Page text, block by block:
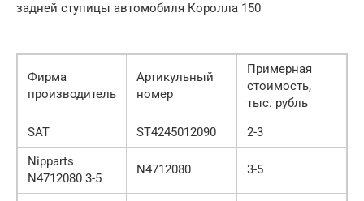
задней ступицы автомобиля Королла 150
Фирма
производитель
Артикульный
номер
Примерная
стоимость,
тыс. рубль
SAT
ST4245012090
2-3
Nipparts
N4712080 3-5
N4712080 3-5